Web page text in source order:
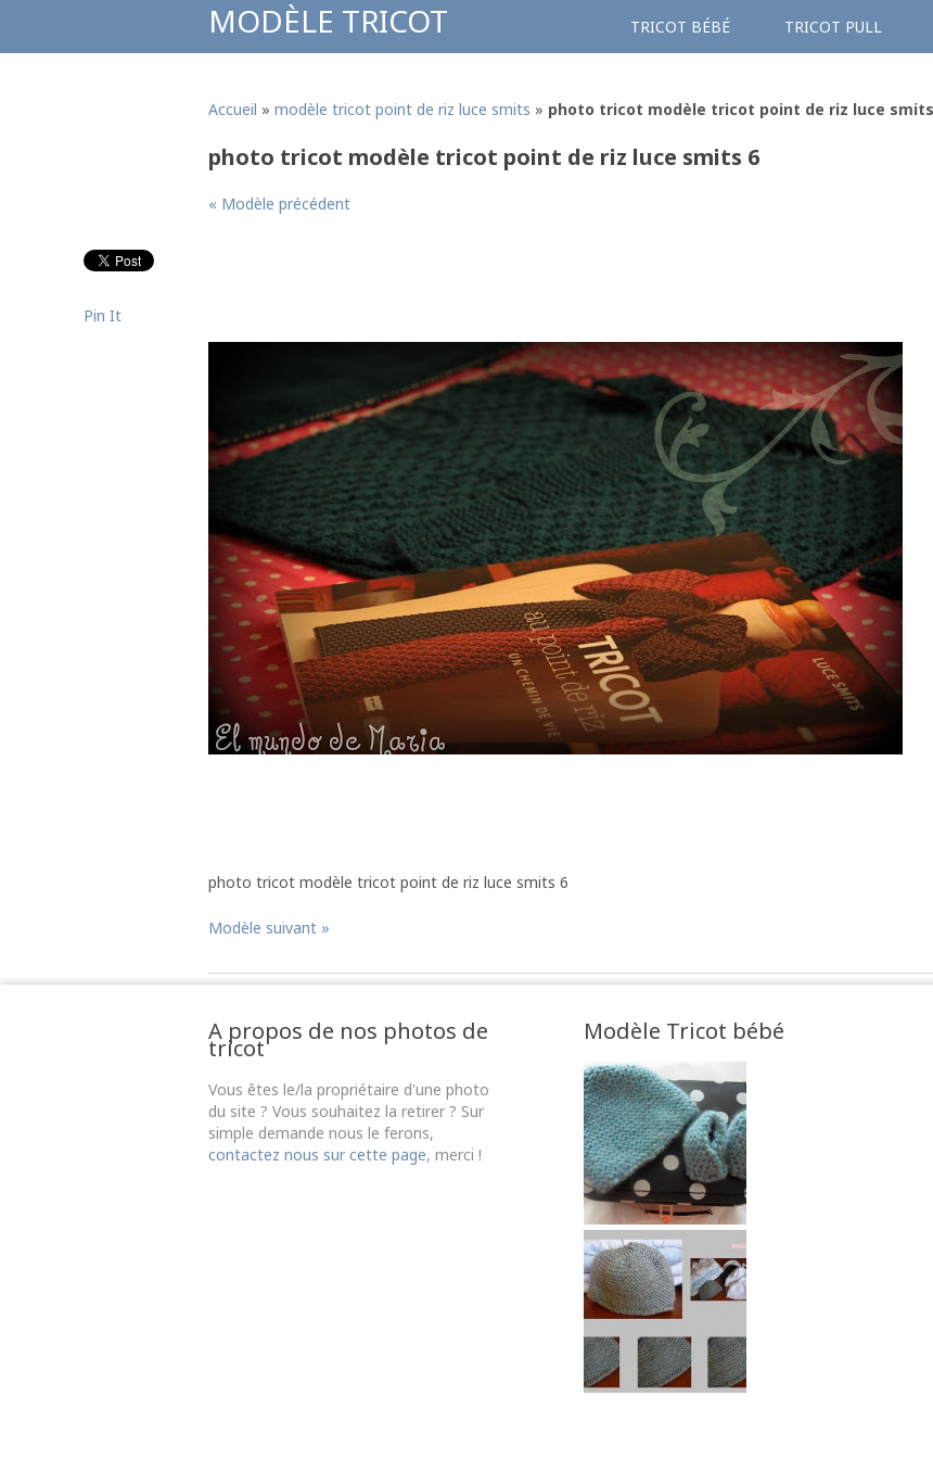
MODÈLE TRICOT TRICOT BÉBÉ TRICOT PULL
Accueil » modèle tricot point de riz luce smits » photo tricot modèle tricot point de riz luce
photo tricot modèle tricot point de riz luce smits 6
« Modèle précédent
photo tricot modèle tricot point de riz luce smits 6
Modèle suivant »
Pin It
A propos de nos photos de
tricot
Vous êtes le/la propriétaire d'une photo
du site ? Vous souhaitez la retirer ? Sur
simple demande nous le ferons,
contactez nous sur cette page, merci !
Modèle Tricot bébé